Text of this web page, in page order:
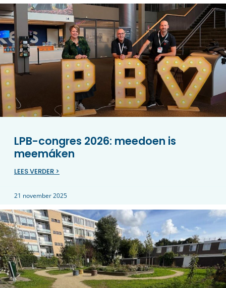
LPB-congres 2026: meedoen is
meemáken
LEES VERDER >
21 november 2025